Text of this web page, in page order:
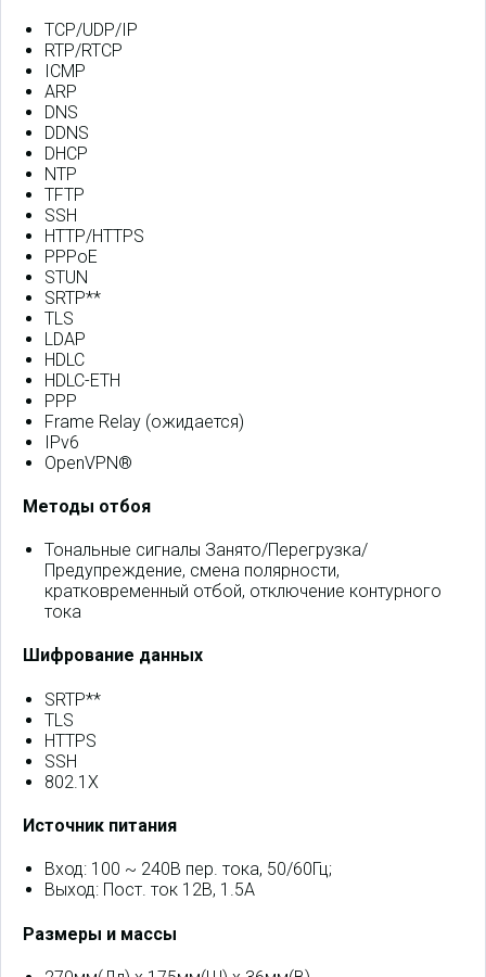
TCP/UDP/IP
RTP/RTCP
ICMP
ARP
DNS
DDNS
DHCP
NTP
TFTP
SSH
HTTP/HTTPS
PPPoE
STUN
SRTP**
TLS
LDAP
HDLC
HDLC-ETH
PPP
Frame Relay (ожидается)
IPv6
OpenVPN®
Методы отбоя
Тональные сигналы Занято/Перегрузка/
Предупреждение, смена полярности,
кратковременный отбой, отключение контурного
тока
Шифрование данных
SRTP**
TLS
HTTPS
SSH
802.1X
Источник питания
Вход: 100 ~ 240В пер. тока, 50/60Гц;
Выход: Пост. ток 12В, 1.5A
Размеры и массы